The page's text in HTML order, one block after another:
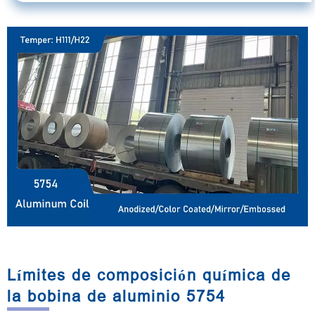
Límites de composición química de
la bobina de aluminio 5754